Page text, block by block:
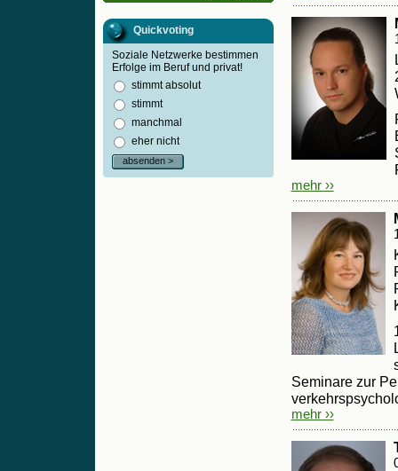
Quickvoting
Soziale Netzwerke bestimmen
Erfolge im Beruf und privat!
stimmt absolut
stimmt
manchmal
eher nicht
absenden >
mehr ››
Seminare zur
mehr ››